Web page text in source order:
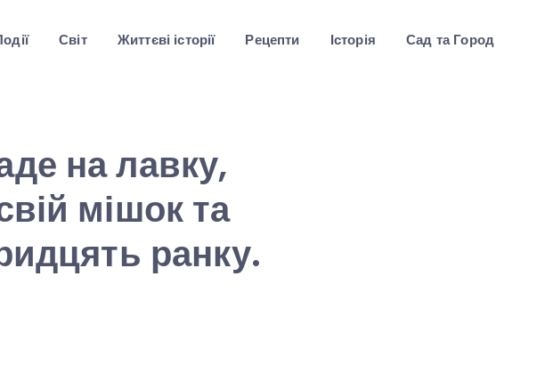
Світ Життєві історії Рецепти Історія Сад та Город
на лавку,
мішок та
ранку.